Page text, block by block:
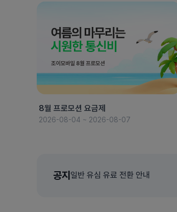
8월 프로모션 요금제
2026-08-04 ~ 2026-08-07
공지 일반 유심 유료 전환 안내